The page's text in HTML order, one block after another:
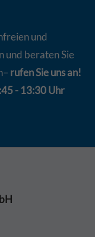
und
und beraten Sie
rufen Sie uns an!
- 13:30 Uhr